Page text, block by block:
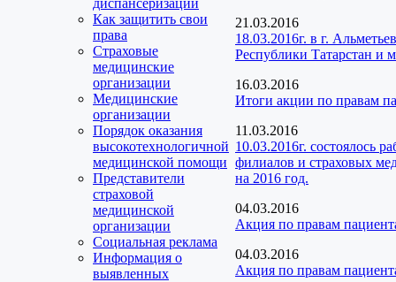
диспансеризации
Как защитить свои
права
Страховые
медицинские
организации
Медицинские
организации
Порядок оказания
высокотехнологичной
медицинской помощи
Представители
страховой
медицинской
организации
Социальная реклама
Информация о
выявленных
21.03.2016
18.03.2016г. в г.
Республики Татарстан и
16.03.2016
Итоги акции по правам
11.03.2016
10.03.2016г. состоялось
филиалов и страховых
на 2016 год.
04.03.2016
Акция по правам
04.03.2016
Акция по правам